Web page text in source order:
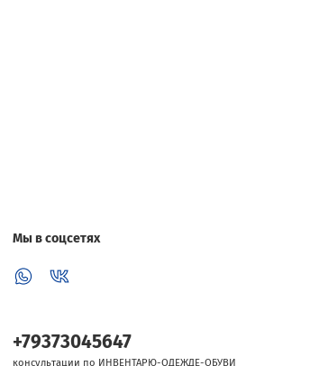
Мы в соцсетях
+79373045647
консультации по ИНВЕНТАРЮ-ОДЕЖДЕ-ОБУВИ